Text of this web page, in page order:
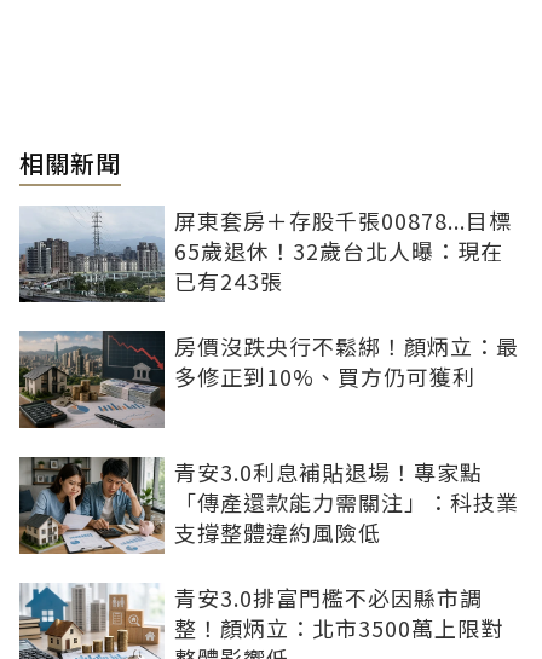
相關新聞
屏東套房＋存股千張00878...目標
65歲退休！32歲台北人曝：現在
已有243張
房價沒跌央行不鬆綁！顏炳立：最
多修正到10%、買方仍可獲利
青安3.0利息補貼退場！專家點
「傳產還款能力需關注」：科技業
支撐整體違約風險低
青安3.0排富門檻不必因縣市調
整！顏炳立：北市3500萬上限對